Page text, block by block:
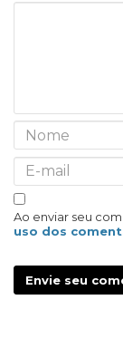
Ao enviar seu
uso dos
Envie seu